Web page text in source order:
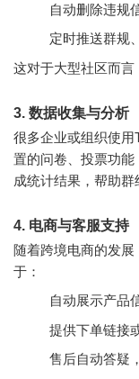
自动删除违规
定时推送群规
这对于大型社区而言
3. 数据收集与分析
很多企业或组织使用
置的问卷、投票功
成统计结果，帮助群
4. 电商与客服支持
随着跨境电商的发展
于：
自动展示产品
提供下单链接
售后自动答疑